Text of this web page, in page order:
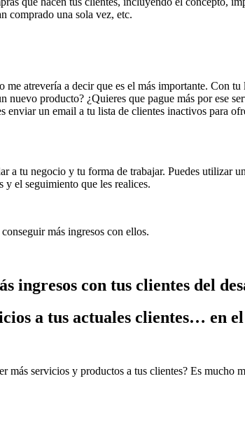
comprado una sola vez, etc.
me atrevería a decir que es el más importante. Con
nuevo producto? ¿Quieres que pague más por ese
enviar un email a tu lista de clientes inactivos para
a tu negocio y tu forma de trabajar. Puedes utilizar
y el seguimiento que les realices.
más ingresos con ellos.
ingresos con tus clientes del
a tus actuales clientes… en
más servicios y productos a tus clientes? Es mucho